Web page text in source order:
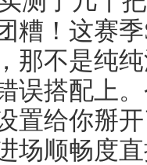
糟！这赛
那不是纯
误搭配上
置给你掰
场顺畅度